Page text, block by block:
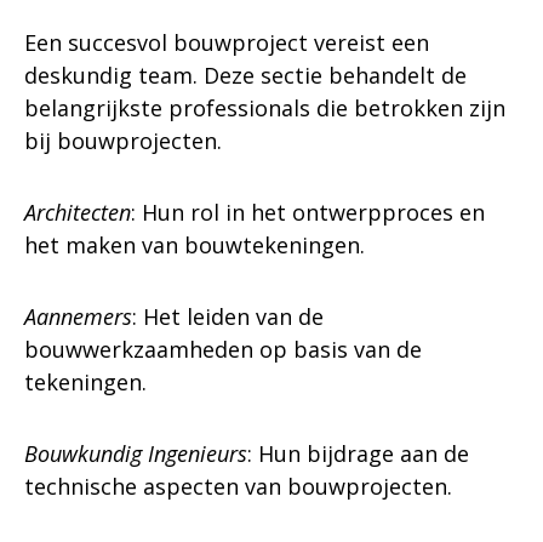
Een succesvol bouwproject vereist een
deskundig team. Deze sectie behandelt de
belangrijkste professionals die betrokken zijn
bij bouwprojecten.
Architecten: Hun rol in het ontwerpproces en
het maken van bouwtekeningen.
Aannemers: Het leiden van de
bouwwerkzaamheden op basis van de
tekeningen.
Bouwkundig Ingenieurs: Hun bijdrage aan de
technische aspecten van bouwprojecten.